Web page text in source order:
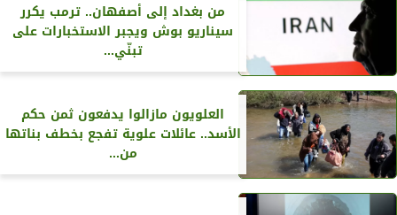
من بغداد إلى أصفهان.. ترمب يكرر
سيناريو بوش ويجبر الاستخبارات على
تبنّي...
العلويون مازالوا يدفعون ثمن حكم
الأسد.. عائلات علوية تفجع بخطف بناتها
من...